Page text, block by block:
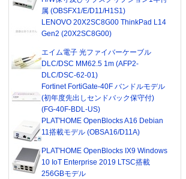
属 (OBSFX1/E/D11/H1S1)
LENOVO 20X2SC8G00 ThinkPad L14
Gen2 (20X2SC8G00)
エイム電子 光ファイバーケーブル
DLC/DSC MM62.5 1m (AFP2-
DLC/DSC-62-01)
Fortinet FortiGate-40F バンドルモデル
(初年度先出しセンドバック保守付)
(FG-40F-BDL-US)
PLAT'HOME OpenBlocks A16 Debian
11搭載モデル (OBSA16/D11A)
PLAT'HOME OpenBlocks IX9 Windows
10 IoT Enterprise 2019 LTSC搭載
256GBモデル